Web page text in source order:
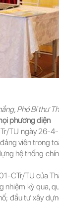
Phó Bí thư
phương diện
TU ngày 26-
viên trong
hệ thống
CTr/TU của
nhiệm kỳ qua,
đầu tư xây